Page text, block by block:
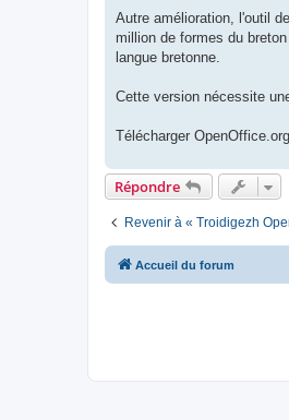
Autre amélioration, l'outil
million de formes du
langue bretonne.
Cette version nécessite
Télécharger
Répondre
Revenir à « Troidigezh
Accueil du forum